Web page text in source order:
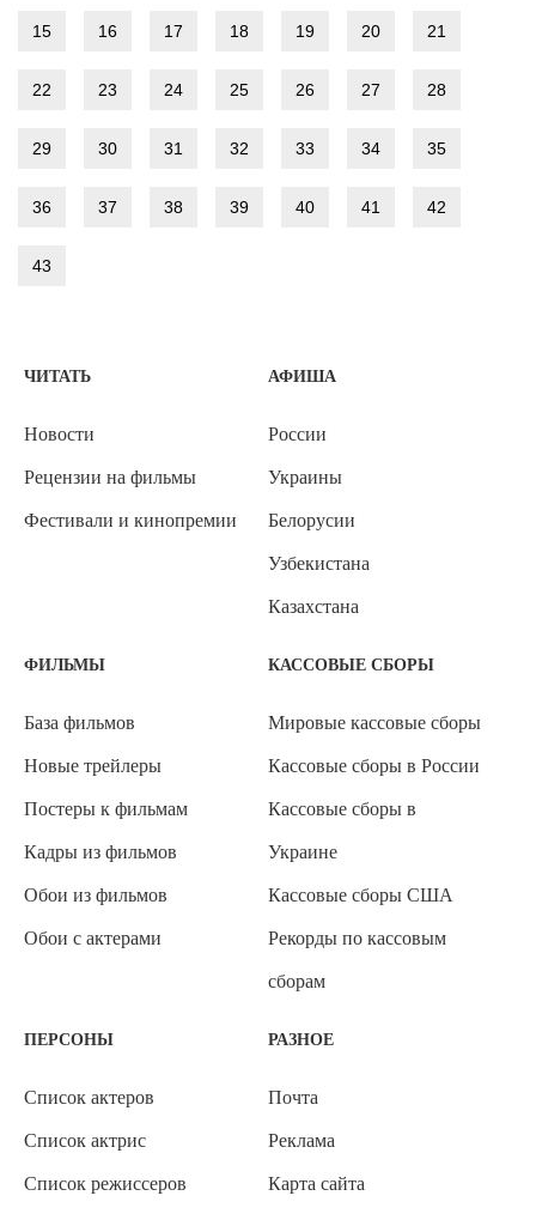
15 16 17 18 19 20 21
22 23 24 25 26 27 28
29 30 31 32 33 34 35
36 37 38 39 40 41 42
43
ЧИТАТЬ
Новости
Рецензии на фильмы
Фестивали и кинопремии
АФИША
России
Украины
Белорусии
Узбекистана
Казахстана
ФИЛЬМЫ
База фильмов
Новые трейлеры
Постеры к фильмам
Кадры из фильмов
Обои из фильмов
Обои с актерами
КАССОВЫЕ СБОРЫ
Мировые кассовые сборы
Кассовые сборы в России
Кассовые сборы в
Украине
Кассовые сборы США
Рекорды по кассовым
сборам
ПЕРСОНЫ
Список актеров
Список актрис
Список режиссеров
РАЗНОЕ
Почта
Реклама
Карта сайта